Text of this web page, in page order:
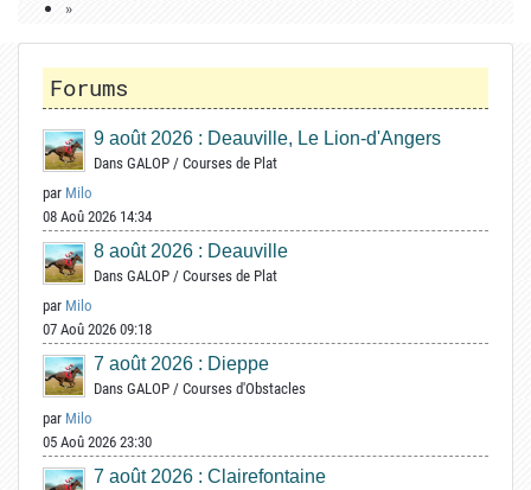
»
Forums
9 août 2026 : Deauville, Le Lion-d'Angers
Dans GALOP / Courses de Plat
par Milo
08 Aoû 2026 14:34
8 août 2026 : Deauville
Dans GALOP / Courses de Plat
par Milo
07 Aoû 2026 09:18
7 août 2026 : Dieppe
Dans GALOP / Courses d'Obstacles
par Milo
05 Aoû 2026 23:30
7 août 2026 : Clairefontaine